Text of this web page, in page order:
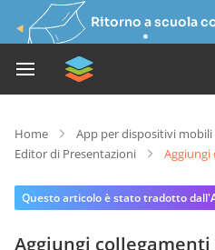
Ritorno a scuola
Home App per dispositivi mobili
Editor di Presentazioni
Questo articolo è stato tradotto
Aggiungi